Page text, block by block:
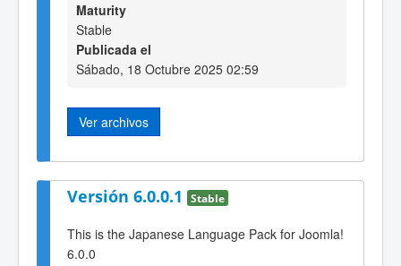
Maturity
Stable
Publicada el
Sábado, 18 Octubre 2025 02:59
Ver archivos
Versión 6.0.0.1 Stable
This is the Japanese Language Pack for Joomla!
6.0.0